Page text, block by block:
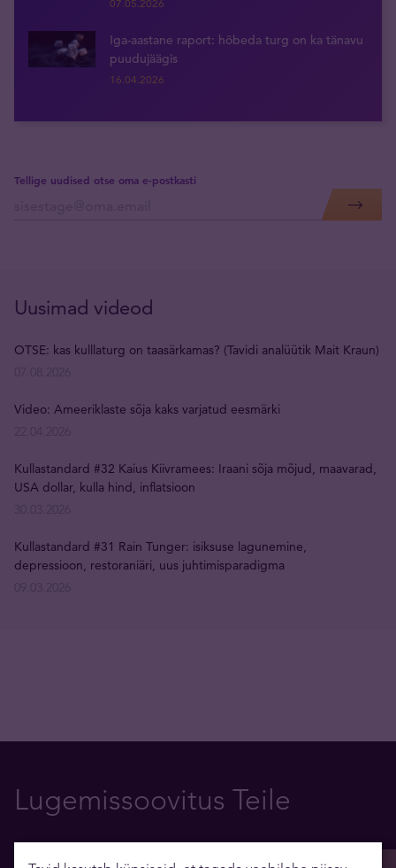
07.05.2026
Iga-aastane raport: hõbeda turg on ka tänavu
puudujäägis
16.04.2026
Tellige uudised otse oma e-postkasti
Uusimad videod
OTSE: kas kulllaturg on taasärkamas? (Tavidi analüütik Mait Kraun)
Video: Ameeriklaste sõja kaks varjatud eesmärki
Kullastandard #32 Kaius Kiivramees: Iraani sõja mõjud, maavarad,
USA dollar, kulla hind, inflatsioon
Kullastandard #31 Rain Tunger: isiksuse lagunemine,
depressioon, restoraniäri, uus juhtimisparadigma
Lugemissoovitus Teile